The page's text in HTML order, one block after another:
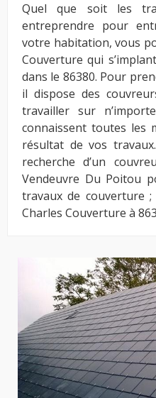
Quel que soit les
entreprendre pour
votre habitation, vous
Couverture qui
dans le 86380. Pour
il dispose des
travailler sur
connaissent toutes les
résultat de vos
recherche d’un
Vendeuvre Du Poitou
travaux de couverture ;
Charles Couverture à